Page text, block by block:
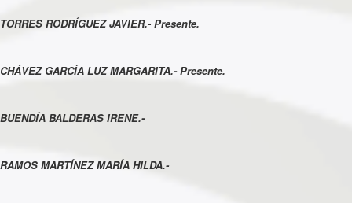
TORRES RODRÍGUEZ JAVIER.- Presente.
CHÁVEZ GARCÍA LUZ MARGARITA.- Presente.
BUENDÍA BALDERAS IRENE.-
RAMOS MARTÍNEZ MARÍA HILDA.-